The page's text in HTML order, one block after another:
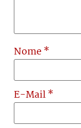
Nome*
E-Mail*